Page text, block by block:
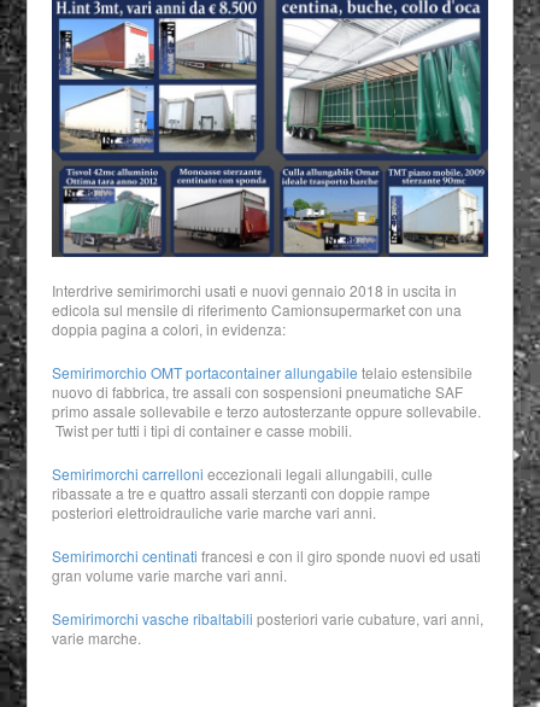
Interdrive semirimorchi usati e nuovi gennaio 2018 in uscita in
edicola sul mensile di riferimento Camionsupermarket con una
doppia pagina a colori, in evidenza:
Semirimorchio OMT portacontainer allungabiletelaio estensibile
nuovo di fabbrica, tre assali con sospensioni pneumatiche SAF
primo assale sollevabile e terzo autosterzante oppure sollevabile.
Twist per tutti i tipi di container e casse mobili.
Semirimorchi carrellonieccezionali legali allungabili, culle
ribassate a tre e quattro assali sterzanti con doppie rampe
posteriori elettroidrauliche varie marche vari anni.
Semirimorchi centinatifrancesi e con il giro sponde nuovi ed usati
gran volume varie marche vari anni.
Semirimorchi vasche ribaltabili posteriori varie cubature, vari anni,
varie marche.